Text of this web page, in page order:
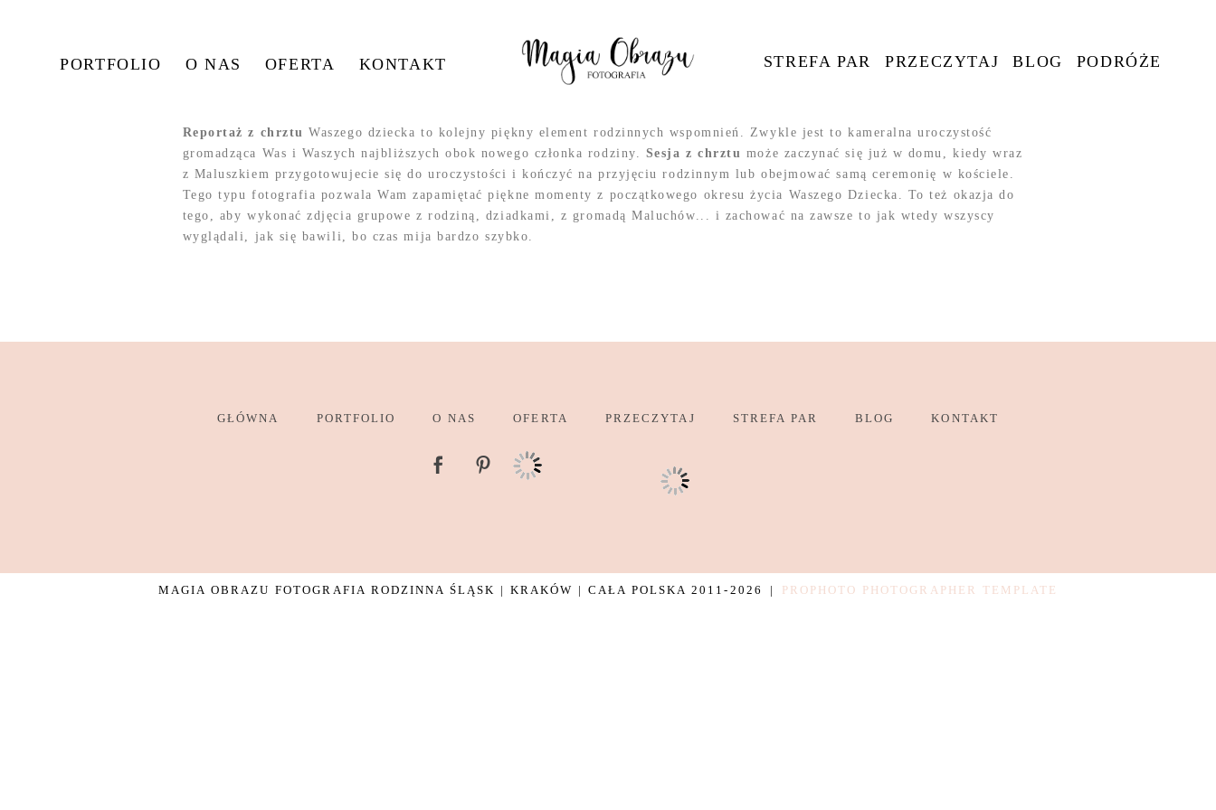
PORTFOLIO O NAS OFERTA KONTAKT STREFA PAR PRZECZYTAJ BLOG PODRÓŻE
Reportaż z chrztuWaszego dziecka to kolejny piękny element rodzinnych wspomnień. Zwykle jest to kameralna uroczystość
gromadząca Was i Waszych najbliższych obok nowego członka rodziny. Sesja z chrztu może zaczynać się już w domu, kiedy wraz
z Maluszkiem przygotowujecie się do uroczystości i kończyć na przyjęciu rodzinnym lub obejmować samą ceremonię w kościele.
Tego typu fotografia pozwala Wam zapamiętać piękne momenty z początkowego okresu życia Waszego Dziecka. To też okazja do
tego, aby wykonać zdjęcia grupowe z rodziną, dziadkami, z gromadą Maluchów... i zachować na zawsze to jak wtedy wszyscy
wyglądali, jak się bawili, bo czas mija bardzo szybko.
GŁÓWNA PORTFOLIO O NAS OFERTA PRZECZYTAJ STREFA PAR BLOG KONTAKT
MAGIA OBRAZU FOTOGRAFIA RODZINNA ŚLĄSK | KRAKÓW | CAŁA POLSKA 2011-2026 | PROPHOTO PHOTOGRAPHER TEMPLATE